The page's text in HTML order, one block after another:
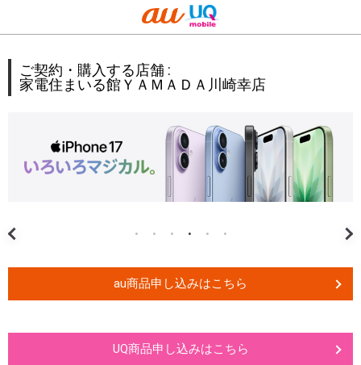
ご契約・購入する店舗 :
家電住まいる館ＹＡＭＡＤＡ川崎幸店
au商品申し込みはこちら
UQ商品申し込みはこちら